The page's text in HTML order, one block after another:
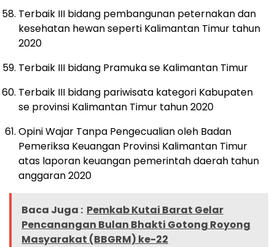
Terbaik III bidang pembangunan peternakan dan
kesehatan hewan seperti Kalimantan Timur tahun
2020
Terbaik III bidang Pramuka se Kalimantan Timur
Terbaik III bidang pariwisata kategori Kabupaten
se provinsi Kalimantan Timur tahun 2020
Opini Wajar Tanpa Pengecualian oleh Badan
Pemeriksa Keuangan Provinsi Kalimantan Timur
atas laporan keuangan pemerintah daerah tahun
anggaran 2020
Baca Juga : Pemkab Kutai Barat Gelar
Pencanangan Bulan Bhakti Gotong Royong
Masyarakat (BBGRM) ke-22